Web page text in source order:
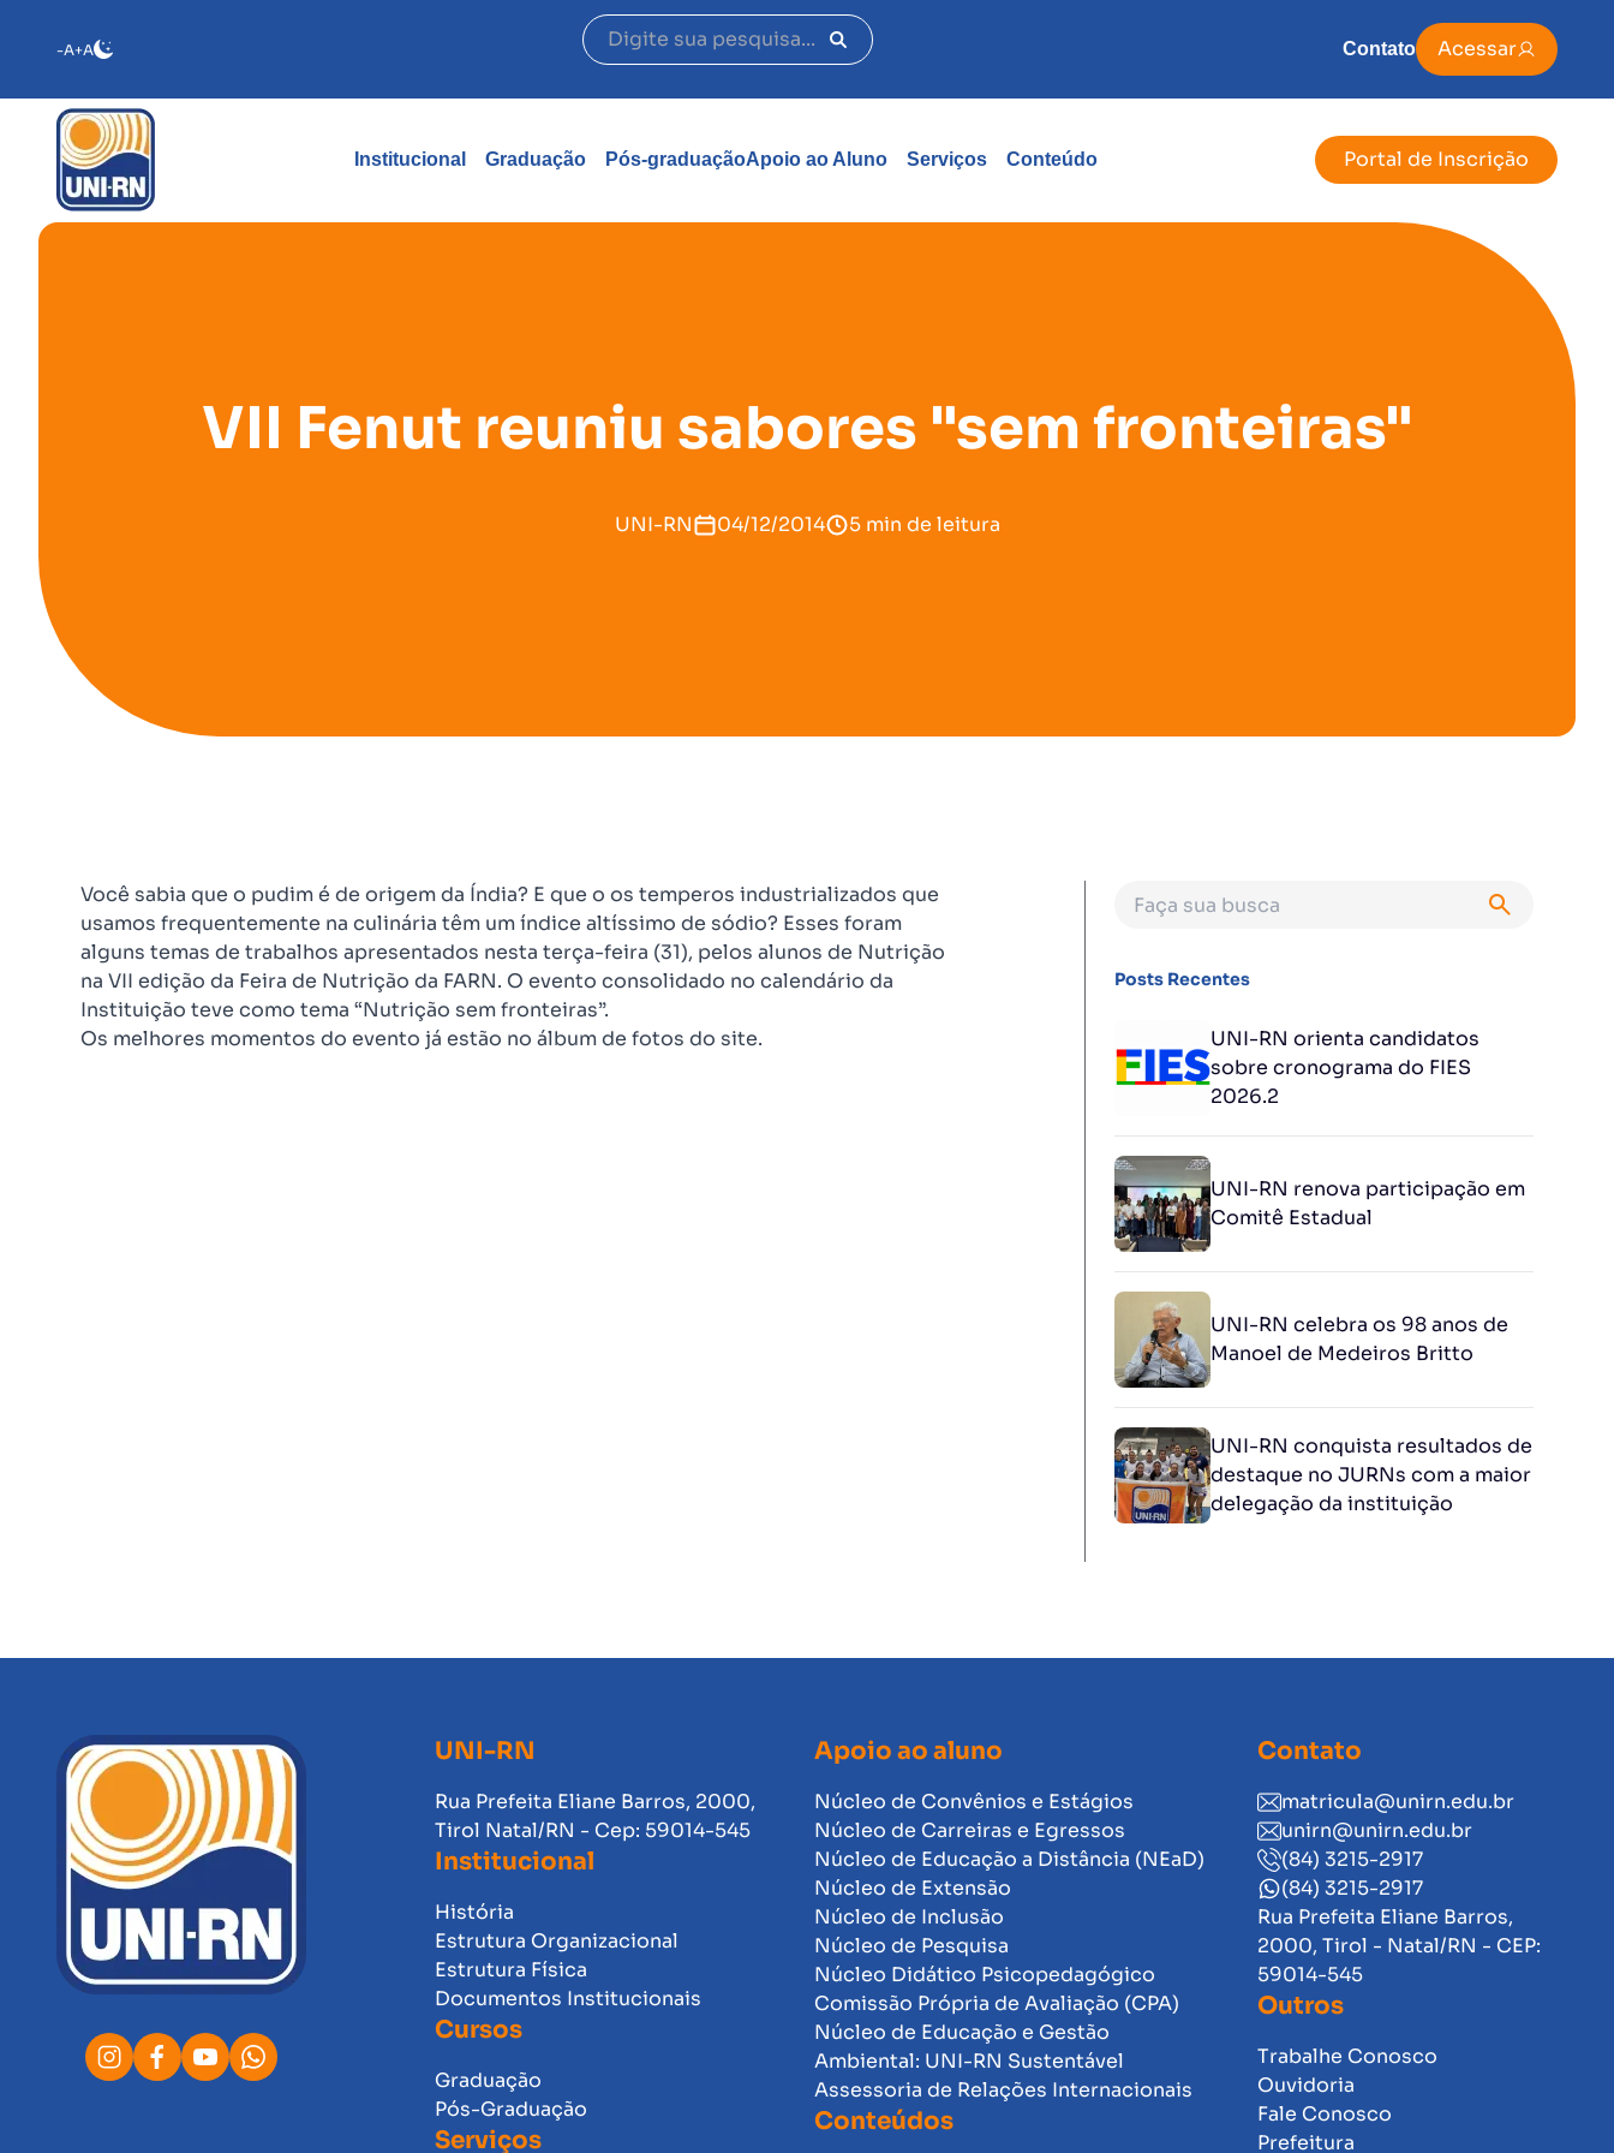
-A+A Contato Acessar
Institucional Graduação Pós-graduaçãoApoio ao Aluno Serviços Conteúdo Portal de Inscrição
VII Fenut reuniu sabores "sem fronteiras"
UNI-RN 04/12/2014 5 min de leitura
Você sabia que o pudim é de origem da Índia? E que o os temperos industrializados que
usamos frequentemente na culinária têm um índice altíssimo de sódio? Esses foram
alguns temas de trabalhos apresentados nesta terça-feira (31), pelos alunos de Nutrição
na VII edição da Feira de Nutrição da FARN. O evento consolidado no calendário da
Instituição teve como tema “Nutrição sem fronteiras”.
Os melhores momentos do evento já estão no álbum de fotos do site.
Posts Recentes
UNI-RN orienta candidatos
sobre cronograma do FIES
2026.2
UNI-RN renova participação em
Comitê Estadual
UNI-RN celebra os 98 anos de
Manoel de Medeiros Britto
UNI-RN conquista resultados de
destaque no JURNs com a maior
delegação da instituição
UNI-RN
Rua Prefeita Eliane Barros, 2000,
Tirol Natal/RN - Cep: 59014-545
Institucional
História
Estrutura Organizacional
Estrutura Física
Documentos Institucionais
Cursos
Graduação
Pós-Graduação
Serviços
Apoio ao aluno
Núcleo de Convênios e Estágios
Núcleo de Carreiras e Egressos
Núcleo de Educação a Distância (NEaD)
Núcleo de Extensão
Núcleo de Inclusão
Núcleo de Pesquisa
Núcleo Didático Psicopedagógico
Comissão Própria de Avaliação (CPA)
Núcleo de Educação e Gestão
Ambiental: UNI-RN Sustentável
Assessoria de Relações Internacionais
Conteúdos
Contato
matricula@unirn.edu.br
unirn@unirn.edu.br
(84) 3215-2917
(84) 3215-2917
Rua Prefeita Eliane Barros,
2000, Tirol - Natal/RN - CEP:
59014-545
Outros
Trabalhe Conosco
Ouvidoria
Fale Conosco
Prefeitura